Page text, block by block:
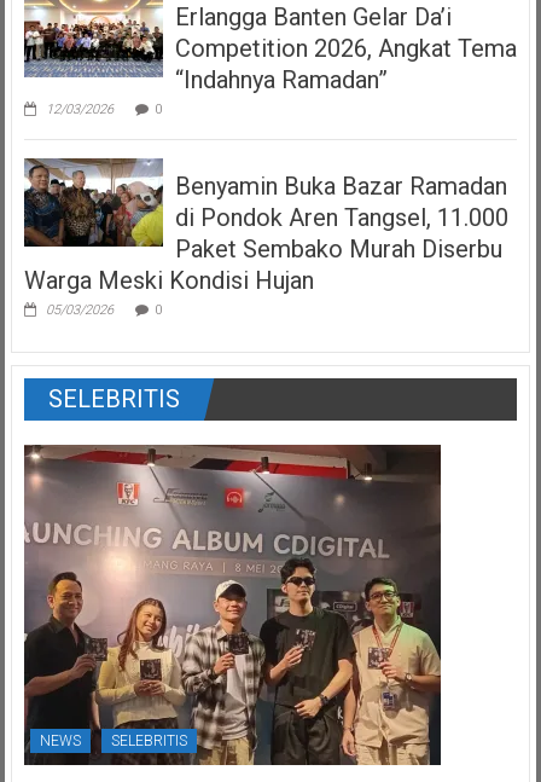
Erlangga Banten Gelar Da’i
Competition 2026, Angkat Tema
“Indahnya Ramadan”
12/03/2026 0
Benyamin Buka Bazar Ramadan
di Pondok Aren Tangsel, 11.000
Paket Sembako Murah Diserbu
Warga Meski Kondisi Hujan
05/03/2026 0
SELEBRITIS
NEWS SELEBRITIS